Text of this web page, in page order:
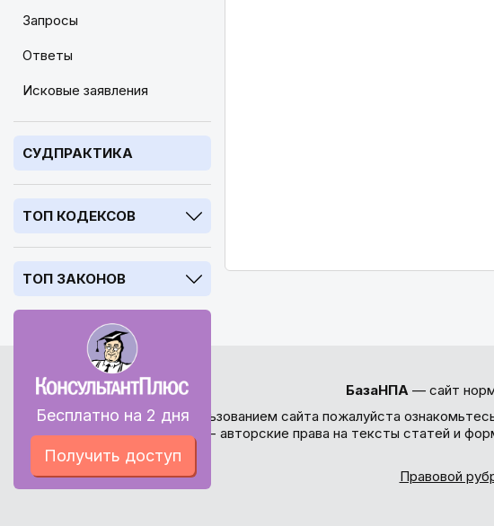
Запросы
Ответы
Исковые заявления
СУДПРАКТИКА
ТОП КОДЕКСОВ
ТОП ЗАКОНОВ
Бесплатно на 2 дня
Получить доступ
БазаНПА— сайт
Перед использованием сайта пожалуйста
внимание - авторские права на тексты статей и
Правовой